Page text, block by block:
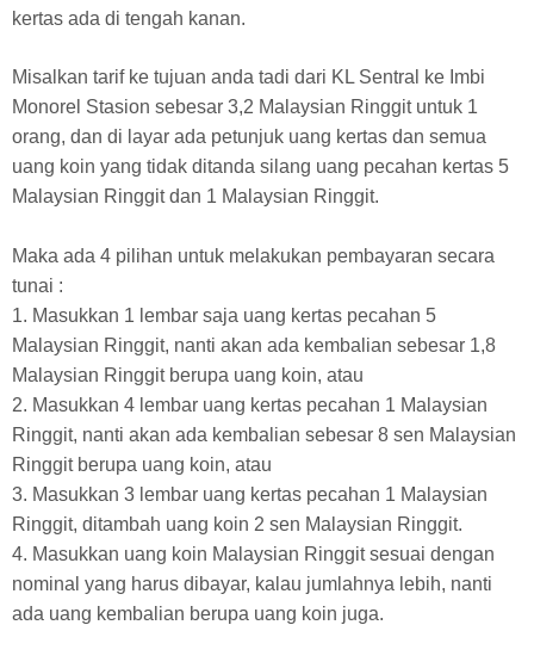
kertas ada di tengah kanan.
Misalkan tarif ke tujuan anda tadi dari KL Sentral ke Imbi
Monorel Stasion sebesar 3,2 Malaysian Ringgit untuk 1
orang, dan di layar ada petunjuk uang kertas dan semua
uang koin yang tidak ditanda silang uang pecahan kertas 5
Malaysian Ringgit dan 1 Malaysian Ringgit.
Maka ada 4 pilihan untuk melakukan pembayaran secara
tunai :
1. Masukkan 1 lembar saja uang kertas pecahan 5
Malaysian Ringgit, nanti akan ada kembalian sebesar 1,8
Malaysian Ringgit berupa uang koin, atau
2. Masukkan 4 lembar uang kertas pecahan 1 Malaysian
Ringgit, nanti akan ada kembalian sebesar 8 sen Malaysian
Ringgit berupa uang koin, atau
3. Masukkan 3 lembar uang kertas pecahan 1 Malaysian
Ringgit, ditambah uang koin 2 sen Malaysian Ringgit.
4. Masukkan uang koin Malaysian Ringgit sesuai dengan
nominal yang harus dibayar, kalau jumlahnya lebih, nanti
ada uang kembalian berupa uang koin juga.